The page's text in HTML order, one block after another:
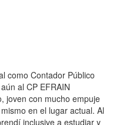
como Contador Público
al CP EFRAIN
joven con mucho empuje
en el lugar actual. Al
inclusive a estudiar y